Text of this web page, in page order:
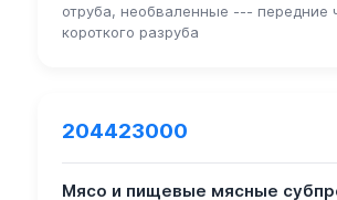
отруба, необваленные --- передние
короткого разруба
204423000
Мясо и пищевые мясные